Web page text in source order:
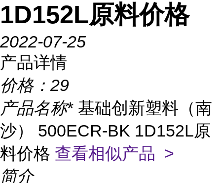
1D152L原料价格
2022-07-25
产品详情
价格： 29
产品名称* 基础创新塑料（南
沙） 500ECR-BK 1D152L原
料价格 查看相似产品 >
简介